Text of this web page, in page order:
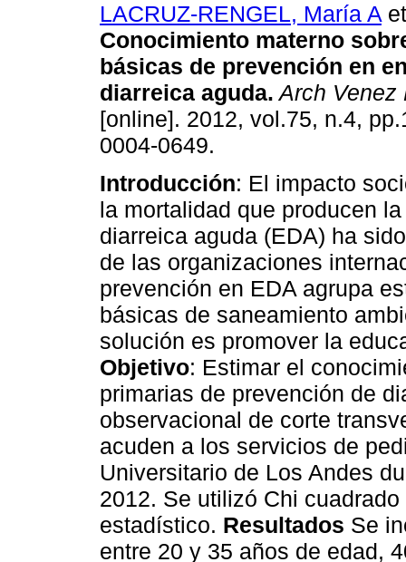
LACRUZ-RENGEL, María A
Conocimiento materno
básicas de prevención en
diarreica aguda. Arch Venez
[online]. 2012, vol.75, n.4,
0004-0649.
Introducción: El impacto
la mortalidad que producen
diarreica aguda (EDA) ha
de las organizaciones
prevención en EDA agrupa
básicas de saneamiento
solución es promover la
Objetivo: Estimar el
primarias de prevención de
observacional de corte
acuden a los servicios de
Universitario de Los Andes
2012. Se utilizó Chi
estadístico. Resultados Se
entre 20 y 35 años de edad,